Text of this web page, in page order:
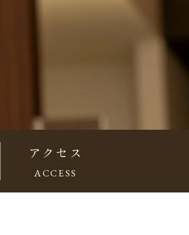
アクセス
ACCESS